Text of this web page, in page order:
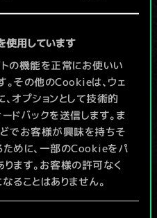
使用しています
の機能を正常にお使いい
その他のCookieは、ウェ
オプションとして技術的
ドバックを送信します。ま
でお客様が興味を持ちそ
ために、一部のCookieをパ
ます。お客様の許可なく
ることはありません。
が、
中！
ガイドを作成
編集